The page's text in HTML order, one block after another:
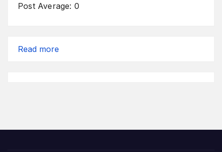
Post Average: 0
Read more